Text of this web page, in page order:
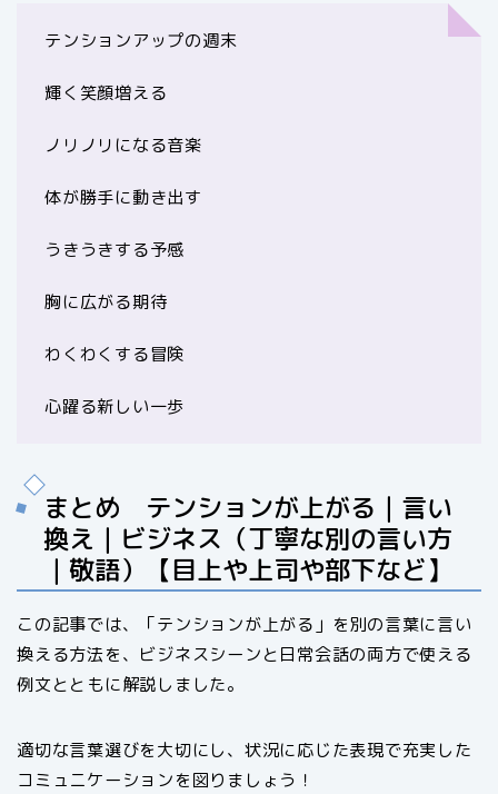
テンションアップの週末
輝く笑顔増える
ノリノリになる音楽
体が勝手に動き出す
うきうきする予感
胸に広がる期待
わくわくする冒険
心躍る新しい一歩
まとめ テンションが上がる｜言い
換え｜ビジネス（丁寧な別の言い方
｜敬語）【目上や上司や部下など】
この記事では、「テンションが上がる」を別の言葉に言い
換える方法を、ビジネスシーンと日常会話の両方で使える
例文とともに解説しました。
適切な言葉選びを大切にし、状況に応じた表現で充実した
コミュニケーションを図りましょう！